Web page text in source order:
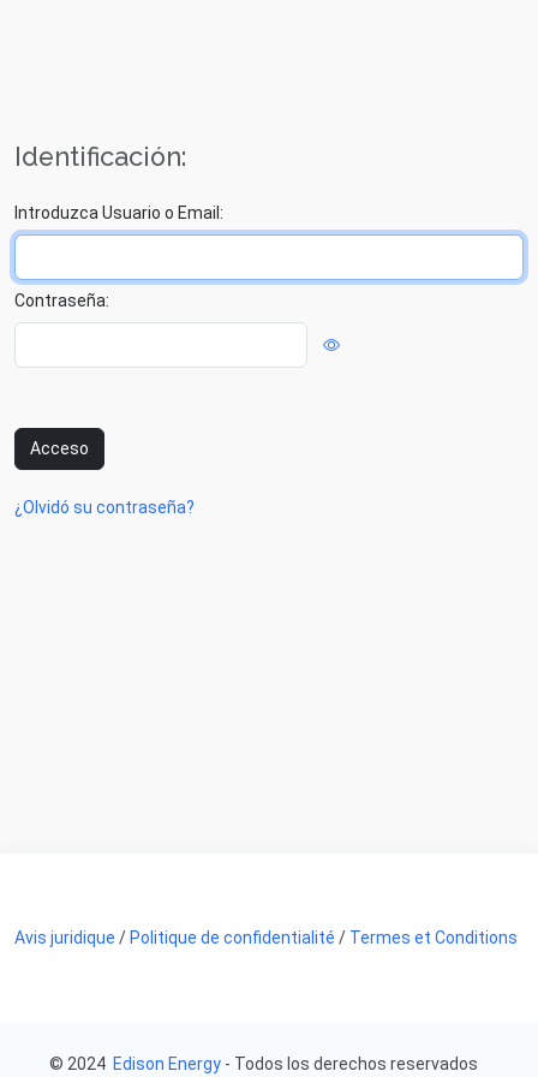
Identificación:
Introduzca Usuario o Email:
Contraseña:
Acceso
¿Olvidó su contraseña?
Avis juridique / Politique de confidentialité / Termes et Conditions
© 2024 Edison Energy - Todos los derechos reservados